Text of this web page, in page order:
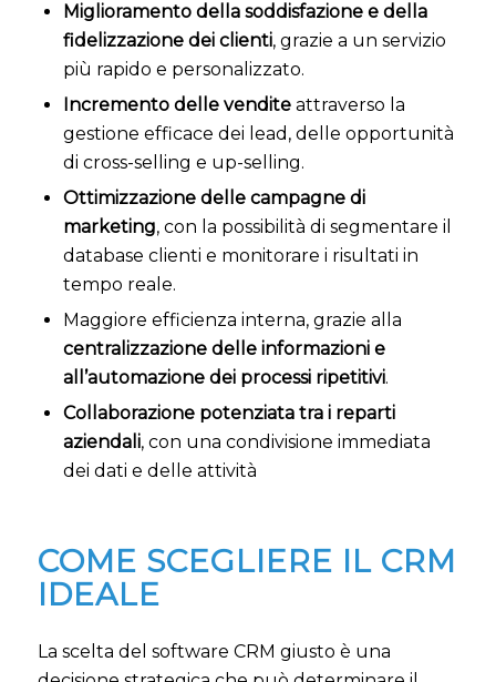
Miglioramento della soddisfazione e della
fidelizzazione dei clienti, grazie a un servizio
più rapido e personalizzato.
Incremento delle venditeattraverso la
gestione efficace dei lead, delle opportunità
di cross-selling e up-selling.
Ottimizzazione delle campagne di
marketing, con la possibilità di segmentare il
database clienti e monitorare i risultati in
tempo reale.
Maggiore efficienza interna, grazie alla
centralizzazione delle informazioni e
all’automazione dei processi ripetitivi.
Collaborazione potenziata tra i reparti
aziendali, con una condivisione immediata
dei dati e delle attività
COME SCEGLIERE IL CRM
IDEALE
La scelta del software CRM giusto è una